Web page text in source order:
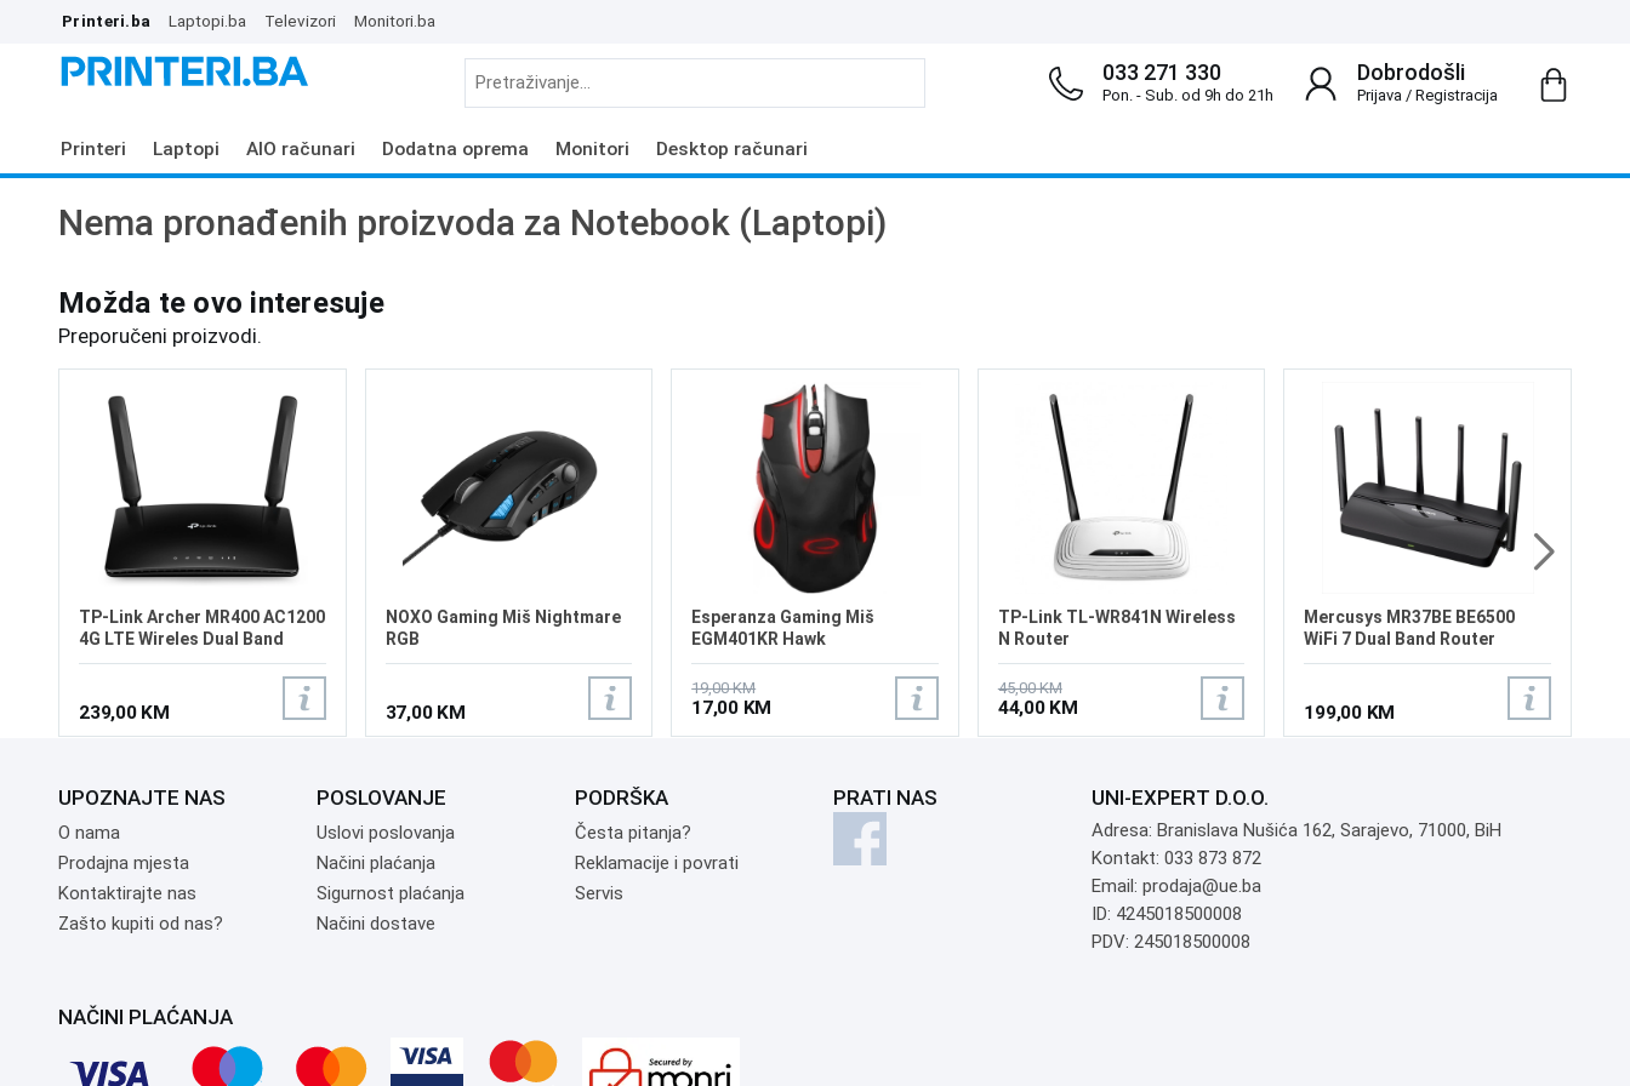
Printeri.ba Laptopi.ba Televizori Monitori.ba
Dobrodošli
Prijava/ Registracija
033 271 330
Pon. - Sub. od 9h do 21h
Printeri Laptopi AIO računari Dodatna oprema Monitori Desktop računari
Nema pronađenih proizvoda za Notebook (Laptopi)
Možda te ovo interesuje
Preporučeni proizvodi.
TP-Link Archer MR400 AC1200
4G LTE Wireles Dual Band
Router
239,00 KM
NOXO Gaming Miš Nightmare
RGB
37,00 KM
Esperanza Gaming Miš
EGM401KR Hawk
19,00 KM
17,00 KM
TP-Link TL-WR841N Wireless
N Router
45,00 KM
44,00 KM
Mercusys MR37BE BE6500
WiFi 7 Dual Band Router
199,00 KM
UPOZNAJTE NAS
O nama
Prodajna mjesta
Kontaktirajte nas
Zašto kupiti od nas?
POSLOVANJE
Uslovi poslovanja
Načini plaćanja
Sigurnost plaćanja
Načini dostave
PODRŠKA
Česta pitanja?
Reklamacije i povrati
Servis
PRATI NAS UNI-EXPERT D.O.O.
Adresa: Branislava Nušića 162, Sarajevo, 71000, BiH
Kontakt: 033 873 872
Email: prodaja@ue.ba
ID: 4245018500008
PDV: 245018500008
NAČINI PLAĆANJA